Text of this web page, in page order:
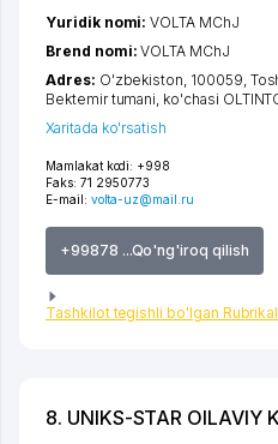
Mamlakat kodi: +998
Faks: 71 2950773
E-mail: volta-uz@mail.ru
+99878 ...Qo'ng'iroq qilish
Tashkilot tegishli bo'lgan
Yuridik nomi:VOLTA MChJ
Brend nomi:VOLTA MChJ
Adres: O'zbekiston, 100059,
Bektemir tumani, ko'chasi
Xaritada ko'rsatish
8. UNIKS-STAR OILAVIY